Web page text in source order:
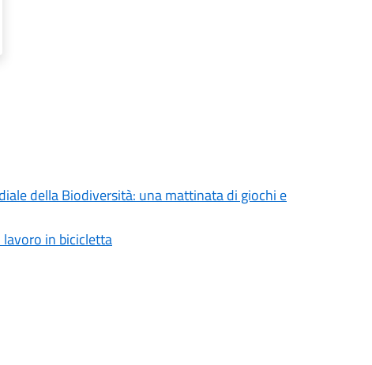
della Biodiversità: una mattinata di giochi e
in bicicletta